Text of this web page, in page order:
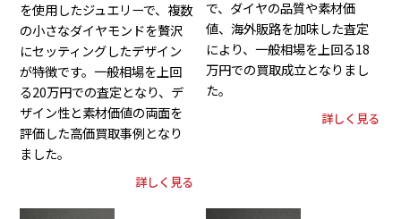
を使用したジュエリーで、複数
の小さなダイヤモンドを贅沢
にセッティングしたデザイン
が特徴です。一般相場を上回
る20万円での査定となり、デ
ザイン性と素材価値の両面を
評価した高価買取事例となり
ました。
詳しく見る
で、ダイヤの品質や素材価
値、海外販路を加味した査定
により、一般相場を上回る18
万円での買取成立となりまし
た。
詳しく見る